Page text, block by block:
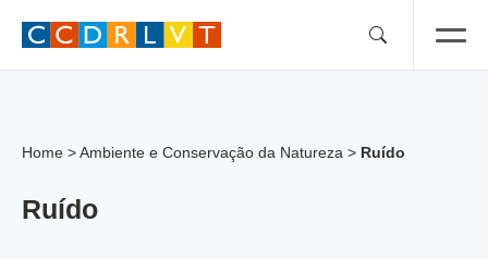
Home >Ambiente e Conservação da Natureza > Ruído
Ruído